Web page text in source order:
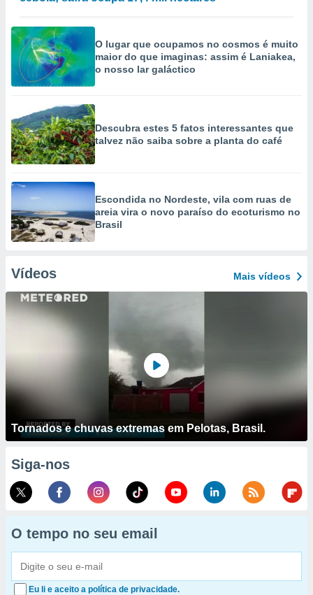
O lugar que ocupamos no cosmos é muito
maior do que imaginas: assim é Laniakea,
o nosso lar galáctico
Descubra estes 5 fatos interessantes que
talvez não saiba sobre a planta do café
Escondida no Nordeste, vila com ruas de
areia vira o novo paraíso do ecoturismo no
Brasil
Vídeos Mais vídeos
Tornados e chuvas extremas em Pelotas, Brasil.
Siga-nos
O tempo no seu email
Eu li e aceito a política de privacidade.